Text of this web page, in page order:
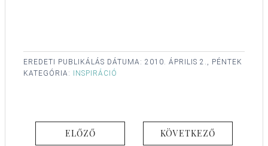
EREDETI PUBLIKÁLÁS DÁTUMA: 2010. ÁPRILIS 2., PÉNTEK
KATEGÓRIA:
INSPIRÁCIÓ
ELŐZŐ KÖVETKEZŐ